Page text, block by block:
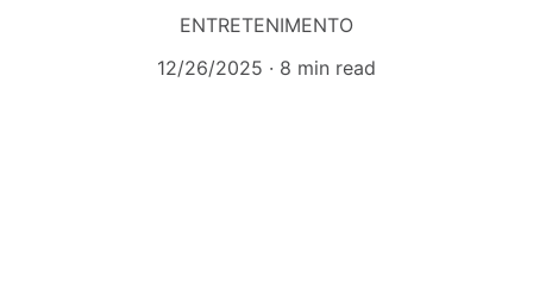
ENTRETENIMENTO
12/26/2025
8 min read